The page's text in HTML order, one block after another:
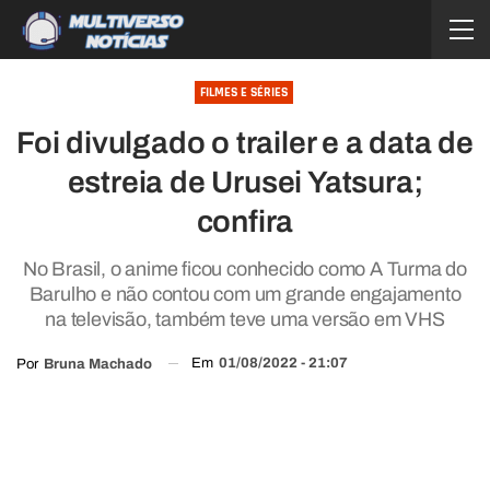
FILMES E SÉRIES
Foi divulgado o trailer e a data de
estreia de Urusei Yatsura;
confira
No Brasil, o anime ficou conhecido como A Turma do
Barulho e não contou com um grande engajamento
na televisão, também teve uma versão em VHS
Por Bruna Machado Em 01/08/2022 - 21:07